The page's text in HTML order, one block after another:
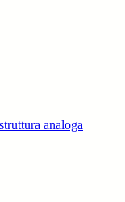
analoga